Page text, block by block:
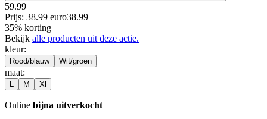
59.99
Prijs: 38.99 euro38.99
35% korting
Bekijk alle producten uit deze actie.
kleur:
Rood/blauw Wit/groen
maat:
M Xl
Online bijna uitverkocht